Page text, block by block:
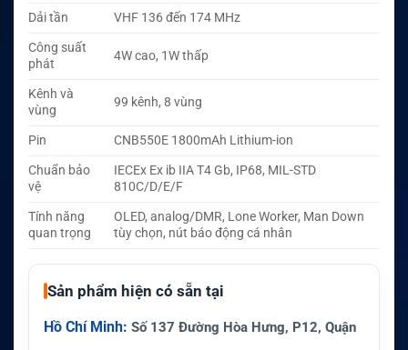
Dải tần
VHF 136 đến 174 MHz
Công suất
phát
4W cao, 1W thấp
Kênh và
vùng
99 kênh, 8 vùng
Pin
CNB550E 1800mAh Lithium-ion
Chuẩn bảo
vệ
IECEx Ex ib IIA T4 Gb, IP68, MIL-STD
810C/D/E/F
Tính năng
quan trọng
OLED, analog/DMR, Lone Worker, Man Down
tùy chọn, nút báo động cá nhân
Sản phẩm hiện có sẵn tại
Hồ Chí Minh: Số 137 Đường Hòa Hưng, P12, Quận